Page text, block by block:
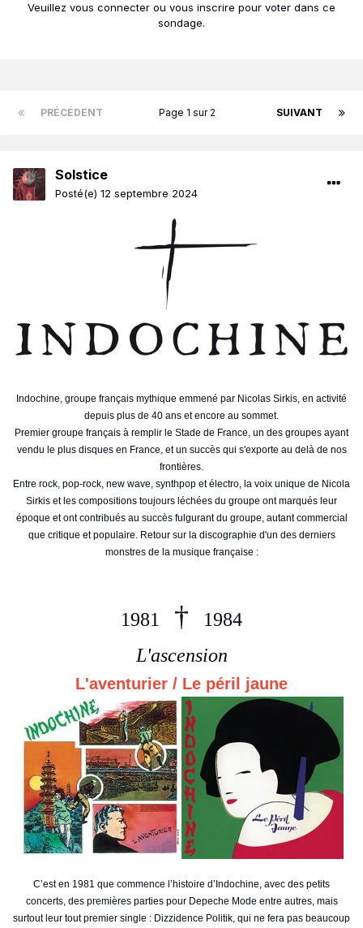
Veuillez vous connecter ou vous inscrire pour voter dans ce
sondage.
PRÉCÉDENT SUIVANT
Page 1 sur 2
Solstice
Posté(e) 12 septembre 2024
Indochine, groupe français mythique emmené par Nicolas Sirkis, en activité
depuis plus de 40 ans et encore au sommet.
Premier groupe français à remplir le Stade de France, un des groupes ayant
vendu le plus disques en France, et un succès qui s'exporte au delà de nos
frontières.
Entre rock, pop-rock, new wave, synthpop et électro, la voix unique de Nicola
Sirkis et les compositions toujours léchées du groupe ont marqués leur
époque et ont contribués au succès fulgurant du groupe, autant commercial
que critique et populaire. Retour sur la discographie d'un des derniers
monstres de la musique française :
1981 † 1984
L'ascension
L'aventurier / Le péril jaune
C’est en 1981 que commence l’histoire d’Indochine, avec des petits
concerts, des premières parties pour Depeche Mode entre autres, mais
surtout leur tout premier single : Dizzidence Politik, qui ne fera pas beaucoup